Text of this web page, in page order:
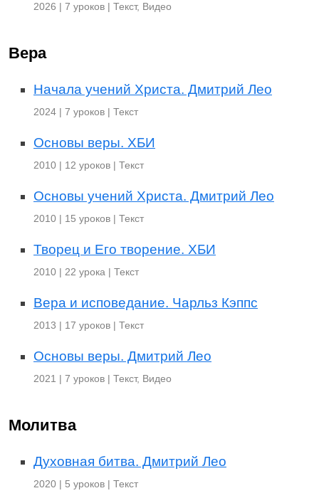
2026 | 7 уроков | Текст, Видео
Вера
Начала учений Христа. Дмитрий Лео
2024 | 7 уроков | Текст
Основы веры. ХБИ
2010 | 12 уроков | Текст
Основы учений Христа. Дмитрий Лео
2010 | 15 уроков | Текст
Творец и Его творение. ХБИ
2010 | 22 урока | Текст
Вера и исповедание. Чарльз Кэппс
2013 | 17 уроков | Текст
Основы веры. Дмитрий Лео
2021 | 7 уроков | Текст, Видео
Молитва
Духовная битва. Дмитрий Лео
2020 | 5 уроков | Текст